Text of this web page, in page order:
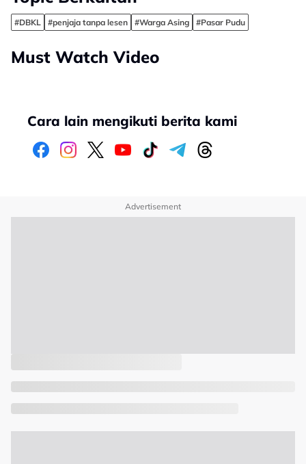
#DBKL #penjaja tanpa lesen #Warga Asing #Pasar Pudu
Must Watch Video
Cara lain mengikuti berita kami
Advertisement